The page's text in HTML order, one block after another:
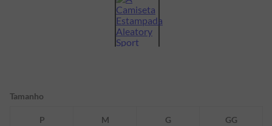
Tamanho
P M G GG
8º
kids
manga longa